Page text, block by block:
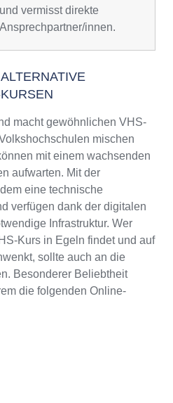
und vermisst direkte
Ansprechpartner/innen.
macht gewöhnlichen VHS-
mischen
mit einem wachsenden
aufwarten. Mit der
eine technische
verfügen dank der digitalen
Infrastruktur. Wer
Kurs in Egeln findet und auf
sollte auch an die
Besonderer Beliebtheit
die folgenden Online-